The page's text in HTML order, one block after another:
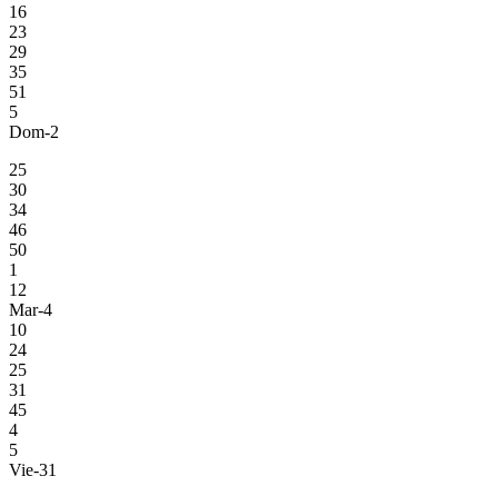
16
23
29
35
51
5
Dom-2
25
30
34
46
50
1
12
Mar-4
10
24
25
31
45
4
5
Vie-31